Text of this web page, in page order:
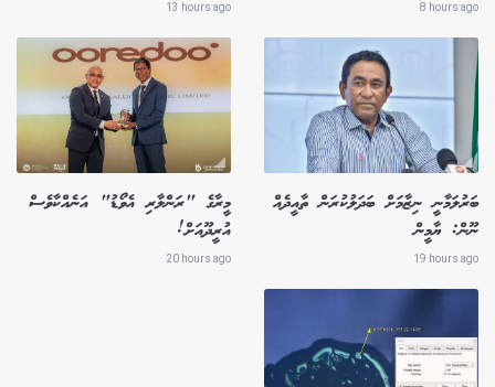
8 hours ago
13 hours ago
ބަރުލަމާނީ ނިޒާމަށް ބަދަލުކުރަން ތާއީދެއް
ނޫން: ޔާމީން
19 hours ago
މީރާގެ "ރަންލާރި އެވޯޑު" އަނެއްކާވެސް
އުރީދޫއަށް!
20 hours ago